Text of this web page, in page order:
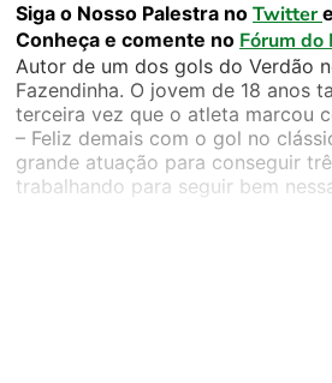
Siga o Nosso Palestra no Twitter
Conheça e comente no Fórum do
Autor de um dos gols do Verdão
Fazendinha. O jovem de 18 anos
terceira vez que o atleta marcou
– Feliz demais com o gol no
grande atuação para conseguir
trabalhando para seguir bem